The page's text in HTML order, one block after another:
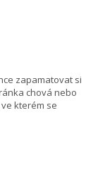
zapamatovat si
chová nebo
kterém se